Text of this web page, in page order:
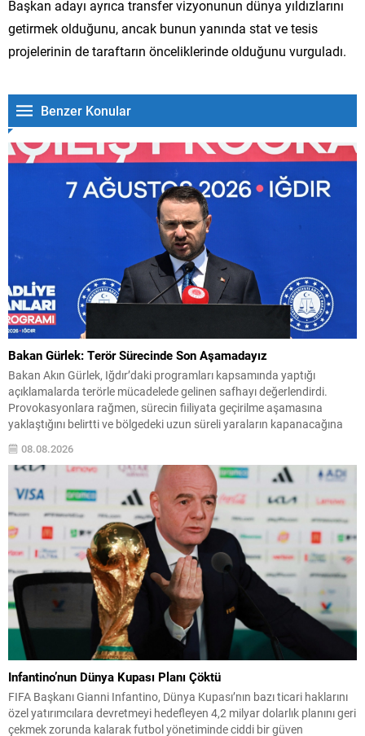
Başkan adayı ayrıca transfer vizyonunun dünya yıldızlarını
getirmek olduğunu, ancak bunun yanında stat ve tesis
projelerinin de taraftarın önceliklerinde olduğunu vurguladı.
Benzer Konular
Bakan Gürlek: Terör Sürecinde Son Aşamadayız
Bakan Akın Gürlek, Iğdır’daki programları kapsamında yaptığı
açıklamalarda terörle mücadelede gelinen safhayı değerlendirdi.
Provokasyonlara rağmen, sürecin fiiliyata geçirilme aşamasına
yaklaştığını belirtti ve bölgedeki uzun süreli yaraların kapanacağına
süredir kanayan yarası olan bu tehlikeden, devletimizin kalkınması ve
huzuru için kurtulma vaktine...
08.08.2026
Infantino’nun Dünya Kupası Planı Çöktü
FIFA Başkanı Gianni Infantino, Dünya Kupası’nın bazı ticari haklarını
özel yatırımcılara devretmeyi hedefleyen 4,2 milyar dolarlık planını geri
çekmek zorunda kalarak futbol yönetiminde ciddi bir güven